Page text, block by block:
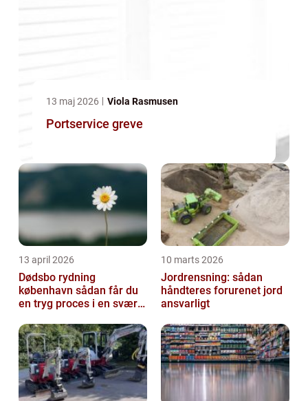
13 maj 2026 Viola Rasmusen
Portservice greve
13 april 2026
Dødsbo rydning
københavn sådan får du
en tryg proces i en svær
10 marts 2026
Jordrensning: sådan
håndteres forurenet jord
ansvarligt